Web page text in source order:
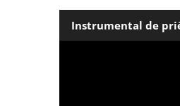
Instrumental de